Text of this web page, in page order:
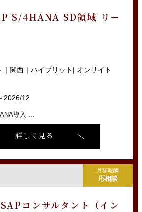
S/4HANA SD領域 リー
｜関西｜ハイブリット| オンサイト
2026/12
導入 ...
詳しく見る
月額報酬
応相談
コンサルタント（イン